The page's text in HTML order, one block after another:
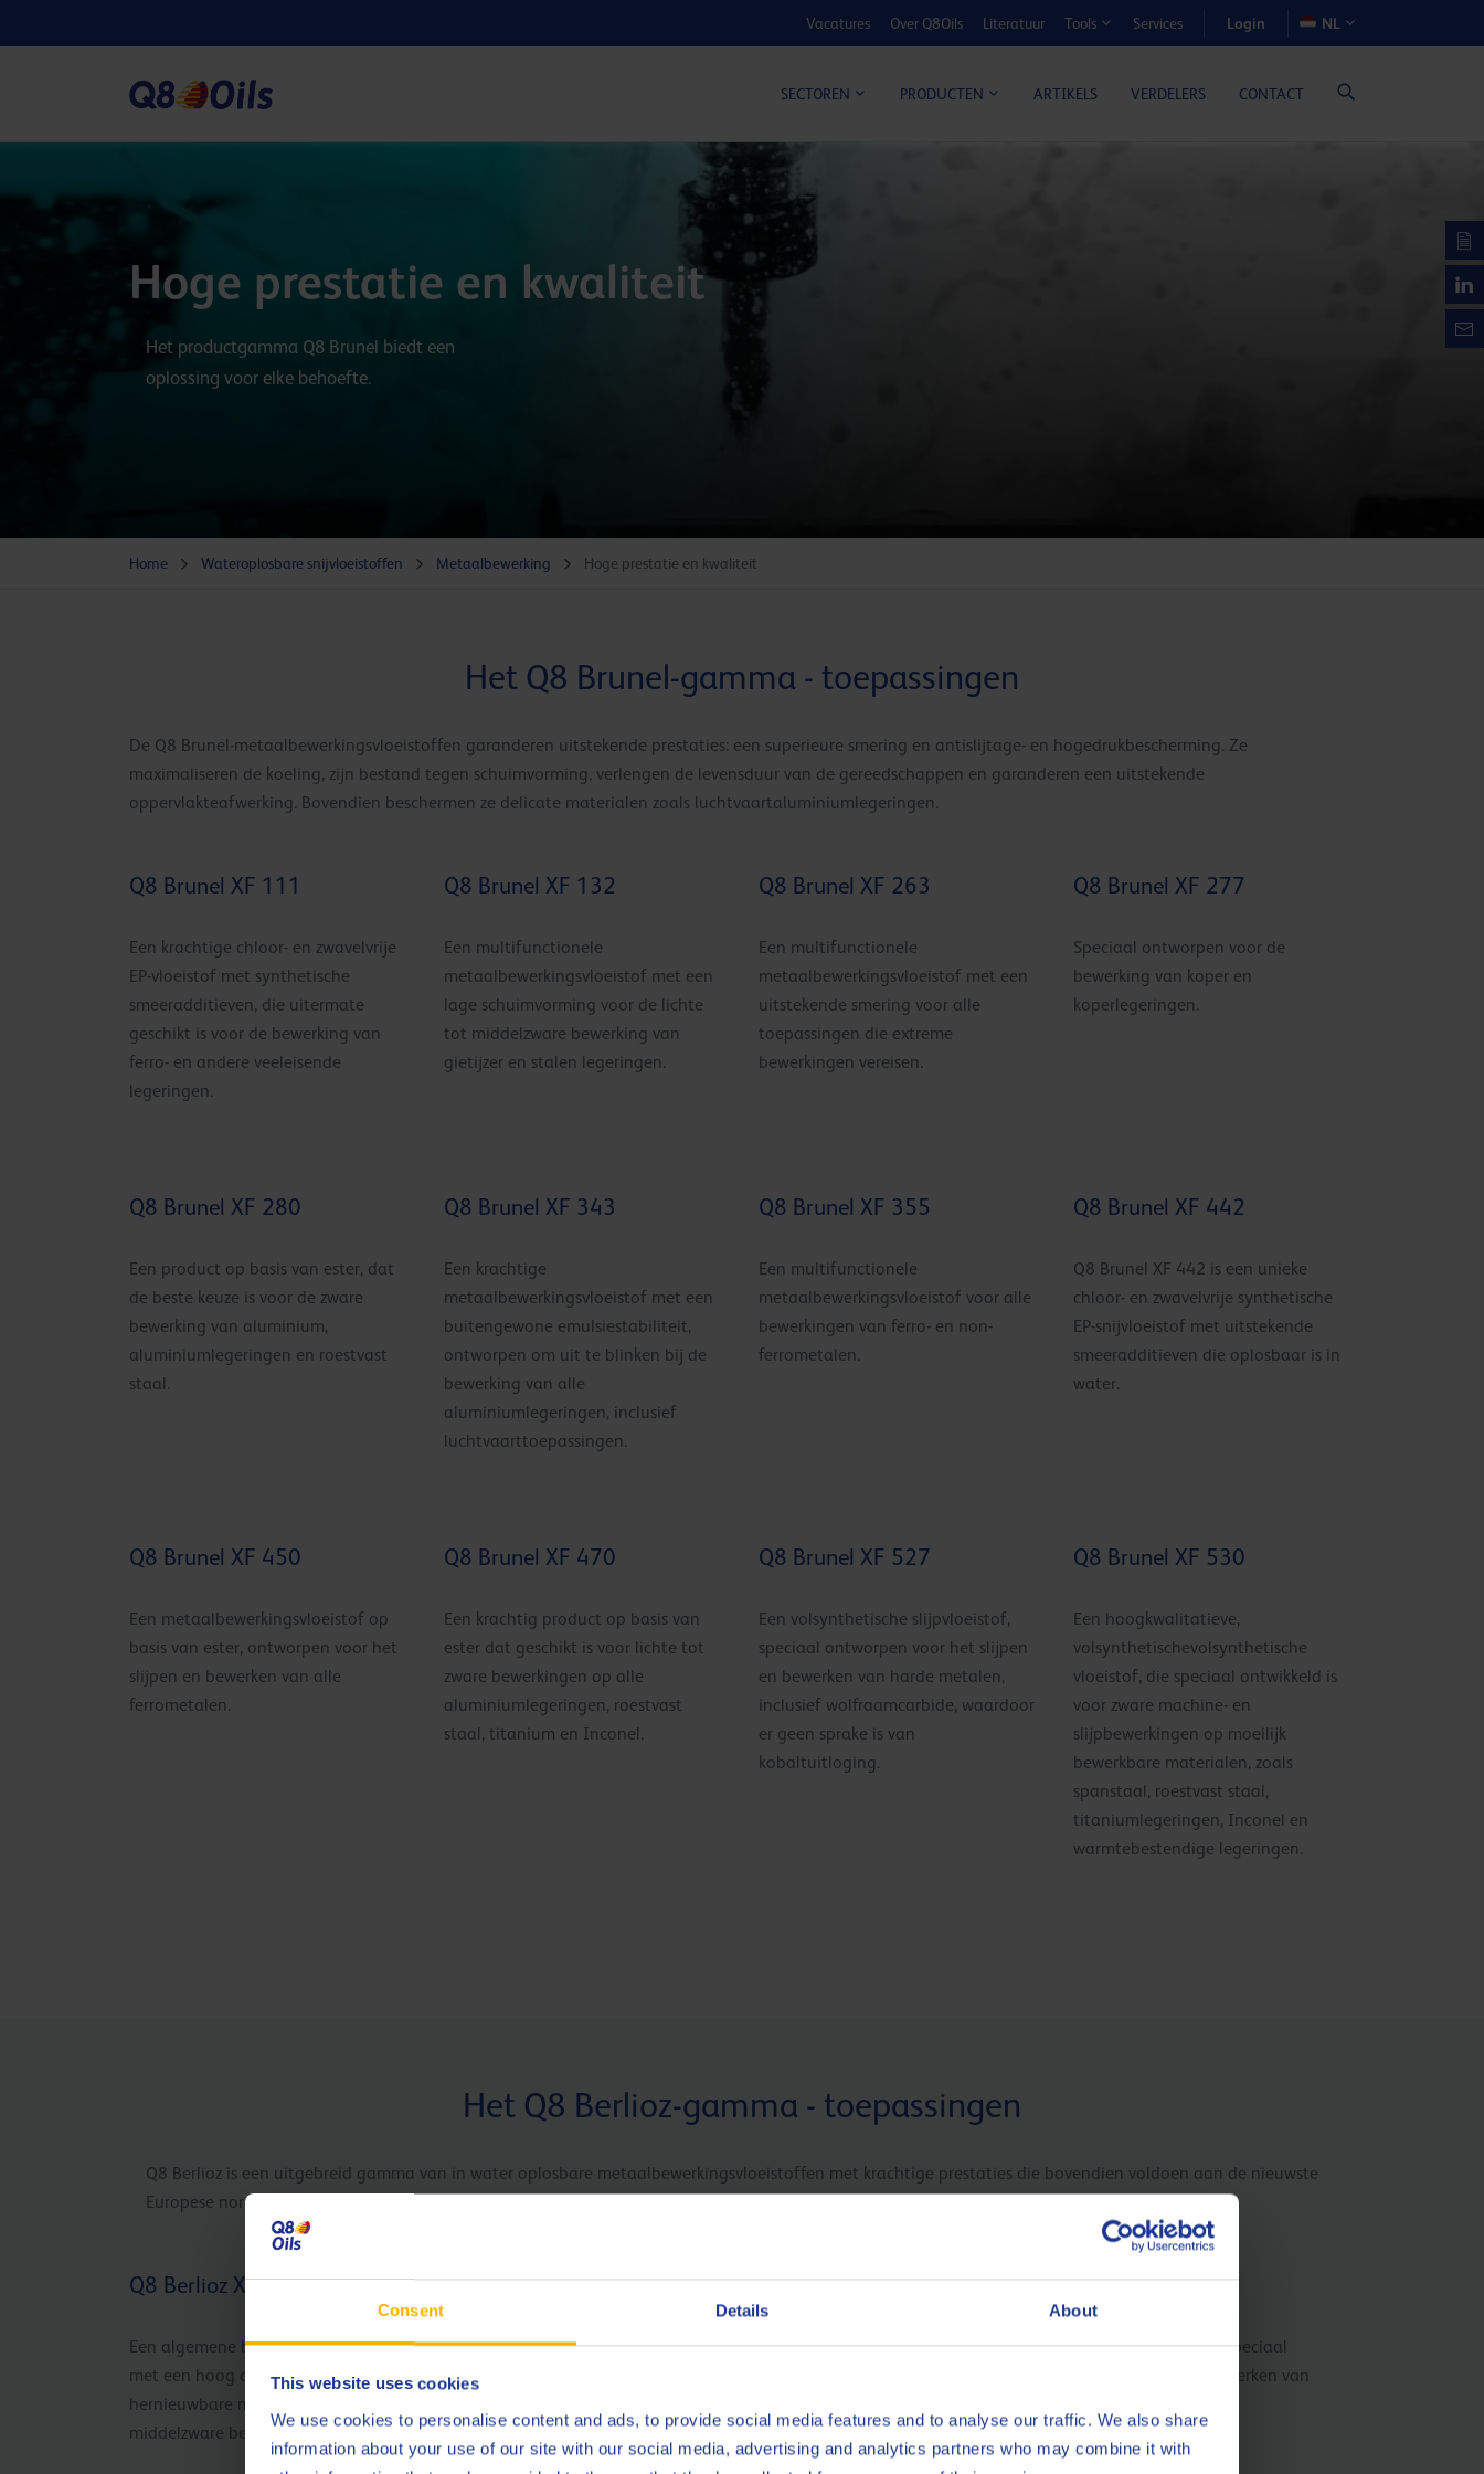
Consent Details About
This website uses cookies
We use cookies to personalise content and ads, to provide social media features and to analyse our traffic. We also share
information about your use of our site with our social media, advertising and analytics partners who may combine it with
Vacatures Over Q8Oils Literatuur Tools Services Login NL
SECTOREN PRODUCTEN ARTIKELS VERDELERS CONTACT
Hoge prestatie en kwaliteit
Het productgamma Q8 Brunel biedt een
oplossing voor elke behoefte.
Home Wateroplosbare snijvloeistoffen Metaalbewerking Hoge prestatie en kwaliteit
Het Q8 Brunel-gamma - toepassingen
De Q8 Brunel-metaalbewerkingsvloeistoffen garanderen uitstekende prestaties: een superieure smering en antislijtage- en hogedrukbescherming. Ze
maximaliseren de koeling, zijn bestand tegen schuimvorming, verlengen de levensduur van de gereedschappen en garanderen een uitstekende
oppervlakteafwerking. Bovendien beschermen ze delicate materialen zoals luchtvaartaluminiumlegeringen.
Q8 Brunel XF 111
Een krachtige chloor- en zwavelvrije
EP-vloeistof met synthetische
smeeradditieven, die uitermate
geschikt is voor de bewerking van
ferro- en andere veeleisende
legeringen.
Q8 Brunel XF 132
Een multifunctionele
metaalbewerkingsvloeistof met een
lage schuimvorming voor de lichte
tot middelzware bewerking van
gietijzer en stalen legeringen.
Q8 Brunel XF 263
Een multifunctionele
metaalbewerkingsvloeistof met een
uitstekende smering voor alle
toepassingen die extreme
bewerkingen vereisen.
Q8 Brunel XF 277
Speciaal ontworpen voor de
bewerking van koper en
koperlegeringen.
Q8 Brunel XF 280
Een product op basis van ester, dat
de beste keuze is voor de zware
bewerking van aluminium,
aluminiumlegeringen en roestvast
staal.
Q8 Brunel XF 343
Een krachtige
metaalbewerkingsvloeistof met een
buitengewone emulsiestabiliteit,
ontworpen om uit te blinken bij de
bewerking van alle
aluminiumlegeringen, inclusief
luchtvaarttoepassingen.
Q8 Brunel XF 355
Een multifunctionele
metaalbewerkingsvloeistof voor alle
bewerkingen van ferro- en non-
ferrometalen.
Q8 Brunel XF 442
Q8 Brunel XF 442 is een unieke
chloor- en zwavelvrije synthetische
EP-snijvloeistof met uitstekende
smeeradditieven die oplosbaar is in
water.
Q8 Brunel XF 450
Een metaalbewerkingsvloeistof op
basis van ester, ontworpen voor het
slijpen en bewerken van alle
ferrometalen.
Q8 Brunel XF 470
Een krachtig product op basis van
ester dat geschikt is voor lichte tot
zware bewerkingen op alle
aluminiumlegeringen, roestvast
staal, titanium en Inconel.
Q8 Brunel XF 527
Een volsynthetische slijpvloeistof,
speciaal ontworpen voor het slijpen
en bewerken van harde metalen,
inclusief wolfraamcarbide, waardoor
er geen sprake is van
kobaltuitloging.
Q8 Brunel XF 530
Een hoogkwalitatieve,
volsynthetischevolsynthetische
vloeistof, die speciaal ontwikkeld is
voor zware machine- en
slijpbewerkingen op moeilijk
bewerkbare materialen, zoals
spanstaal, roestvast staal,
titaniumlegeringen, Inconel en
warmtebestendige legeringen.
Het Q8 Berlioz-gamma - toepassingen
Q8 Berlioz is een uitgebreid gamma van in water oplosbare metaalbewerkingsvloeistoffen met krachtige prestaties die bovendien voldoen aan de nieuwste
Europese normen. Q8 Berlioz is een topgamma met de nieuwste additieftechnologie en geschikt voor elke toepassing.
Q8 Berlioz XMR
Een algemene boorvrije metaalbewerkingsvloeistof
met een hoog oliegehalte, op basis van
hernieuwbare materialen voor algemene lichte tot
middelzware bewerkingen.
Q8 Berlioz XRC
Een rendabel biostabiel product met een laag
Q8 Berlioz XAD
Een halfsynthetisch smeermiddel, speciaal
ontwikkeld voor het vormen en bewerken van